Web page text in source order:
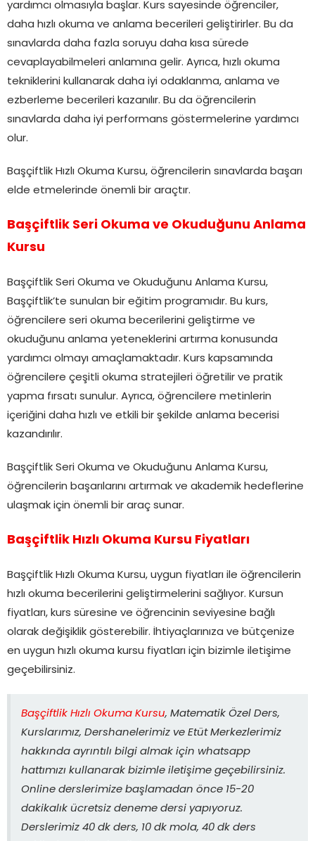
yardımcı olmasıyla başlar. Kurs sayesinde öğrenciler,
daha hızlı okuma ve anlama becerileri geliştirirler. Bu da
sınavlarda daha fazla soruyu daha kısa sürede
cevaplayabilmeleri anlamına gelir. Ayrıca, hızlı okuma
tekniklerini kullanarak daha iyi odaklanma, anlama ve
ezberleme becerileri kazanılır. Bu da öğrencilerin
sınavlarda daha iyi performans göstermelerine yardımcı
olur.
Başçiftlik Hızlı Okuma Kursu, öğrencilerin sınavlarda başarı
elde etmelerinde önemli bir araçtır.
Başçiftlik Seri Okuma ve Okuduğunu Anlama
Kursu
Başçiftlik Seri Okuma ve Okuduğunu Anlama Kursu,
Başçiftlik’te sunulan bir eğitim programıdır. Bu kurs,
öğrencilere seri okuma becerilerini geliştirme ve
okuduğunu anlama yeteneklerini artırma konusunda
yardımcı olmayı amaçlamaktadır. Kurs kapsamında
öğrencilere çeşitli okuma stratejileri öğretilir ve pratik
yapma fırsatı sunulur. Ayrıca, öğrencilere metinlerin
içeriğini daha hızlı ve etkili bir şekilde anlama becerisi
kazandırılır.
Başçiftlik Seri Okuma ve Okuduğunu Anlama Kursu,
öğrencilerin başarılarını artırmak ve akademik hedeflerine
ulaşmak için önemli bir araç sunar.
Başçiftlik Hızlı Okuma Kursu Fiyatları
Başçiftlik Hızlı Okuma Kursu, uygun fiyatları ile öğrencilerin
hızlı okuma becerilerini geliştirmelerini sağlıyor. Kursun
fiyatları, kurs süresine ve öğrencinin seviyesine bağlı
olarak değişiklik gösterebilir. İhtiyaçlarınıza ve bütçenize
en uygun hızlı okuma kursu fiyatları için bizimle iletişime
geçebilirsiniz.
Başçiftlik Hızlı Okuma Kursu, Matematik Özel Ders,
Kurslarımız, Dershanelerimiz ve Etüt Merkezlerimiz
hakkında ayrıntılı bilgi almak için whatsapp
hattımızı kullanarak bizimle iletişime geçebilirsiniz.
Online derslerimize başlamadan önce 15-20
dakikalık ücretsiz deneme dersi yapıyoruz.
Derslerimiz 40 dk ders, 10 dk mola, 40 dk ders